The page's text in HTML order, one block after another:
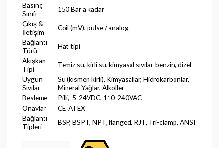
Basınç
Sınıfı
150 Bar’a kadar
Çıkış &
İletişim
Coil (mV), pulse / analog
Bağlantı
Türü
Hat tipi
Akışkan
Tipi
Temiz su, kirli su, kimyasal sıvılar, benzin, dizel
Uygun
Sıvılar
Su (kısmen kirli), Kimyasallar, Hidrokarbonlar,
Mineral Yağlar, Alkoller
Besleme
Pilli, 5-24VDC, 110-240VAC
Onaylar
CE, ATEX
Bağlantı
Tipleri
BSP, BSPT, NPT, flanged, RJT, Tri-clamp, ANSI